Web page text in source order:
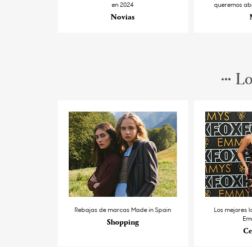
en 2024
Novias
queremos
Rebajas de marcas Made in Spain
Shopping
Los mejores